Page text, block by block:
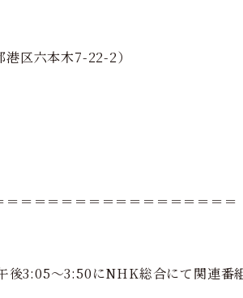
区六本木7-22-2）
＝＝＝＝＝＝＝＝＝＝＝＝＝＝＝＝
後3:05～3:50にNHK総合にて関連番